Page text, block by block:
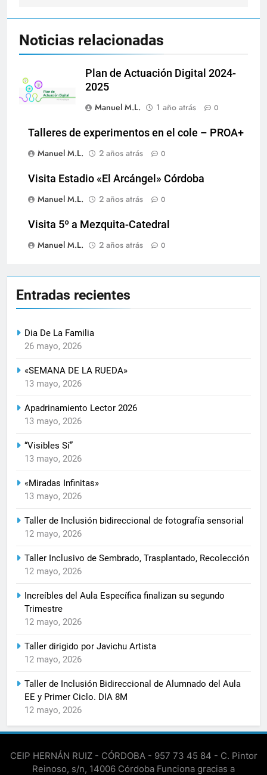
Noticias relacionadas
Plan de Actuación Digital 2024-
2025
Manuel M.L.
1 año atrás 0
Talleres de experimentos en el cole – PROA+
Manuel M.L.
2 años atrás 0
Visita Estadio «El Arcángel» Córdoba
Manuel M.L.
2 años atrás 0
Visita 5º a Mezquita-Catedral
Manuel M.L.
2 años atrás 0
Entradas recientes
Dia De La Familia
26 mayo, 2026
«SEMANA DE LA RUEDA»
13 mayo, 2026
Apadrinamiento Lector 2026
13 mayo, 2026
“Visibles Sí”
13 mayo, 2026
«Miradas Infinitas»
13 mayo, 2026
Taller de Inclusión bidireccional de fotografía sensorial
12 mayo, 2026
Taller Inclusivo de Sembrado, Trasplantado, Recolección
12 mayo, 2026
Increíbles del Aula Específica finalizan su segundo
Trimestre
12 mayo, 2026
Taller dirigido por Javichu Artista
12 mayo, 2026
Taller de Inclusión Bidireccional de Alumnado del Aula
EE y Primer Ciclo. DIA 8M
12 mayo, 2026
CEIP HERNÁN RUIZ - CÓRDOBA - 957 73 45 84 - C. Pintor
Reinoso, s/n, 14006 Córdoba Funciona gracias a